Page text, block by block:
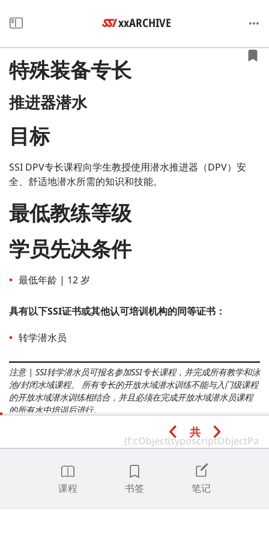
xxARCHIVE
特殊装备专长
推进器潜水
目标
SSI DPV专长课程向学生教授使用潜水推进器（DPV）安
全、舒适地潜水所需的知识和技能。
最低教练等级
学员先决条件
最低年龄 | 12 岁
具有以下SSI证书或其他认可培训机构的同等证书：
转学潜水员
注意 | SSI转学潜水员可报名参加SSI专长课程，并完成所有教学和泳
池/封闭水域课程。 所有专长的开放水域潜水训练不能与入门级课程
的开放水域潜水训练相结合，并且必须在完成开放水域潜水员课程
的所有水中培训后进行。
时长
建议完成时数 | 10-15。
共
课程 书签 笔记